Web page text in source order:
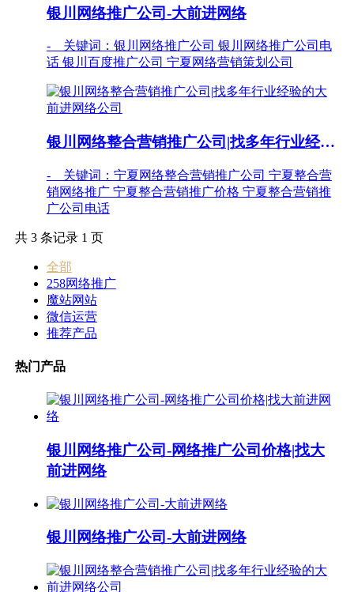
银川网络推广公司-大前进网络
- 关键词：银川网络推广公司 银川网络推广公司电
话 银川百度推广公司 宁夏网络营销策划公司
银川网络整合营销推广公司|找多年行业经验的大前进网络公司
- 关键词：宁夏网络整合营销推广公司 宁夏整合营
销网络推广 宁夏整合营销推广价格 宁夏整合营销推
广公司电话
共 3 条记录 1 页
全部
258网络推广
魔站网站
微信运营
推荐产品
热门产品
银川网络推广公司-网络推广公司价格|找大
前进网络
银川网络推广公司-大前进网络